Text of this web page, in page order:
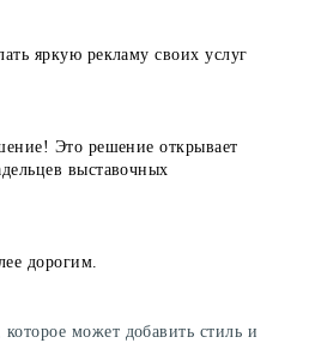
яркую рекламу своих услуг
Это решение открывает
выставочных
дорогим.
может добавить стиль и